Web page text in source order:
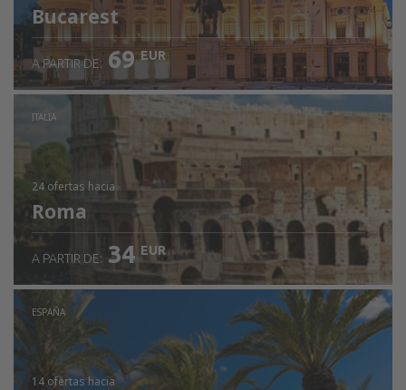
Bucarest
A PARTIR DE: 69 EUR
ITALIA
24 ofertas hacia
Roma
A PARTIR DE: 34 EUR
ESPAÑA
14 ofertashacia